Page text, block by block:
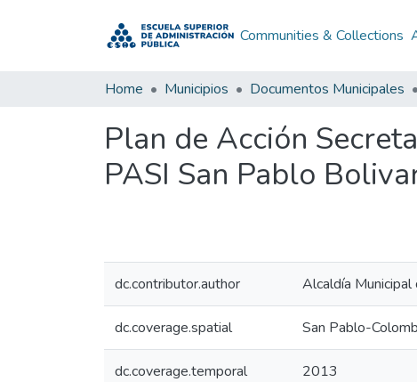
Communities & Collections
Home Municipios Documentos Municipales
Plan de Acción
PASI San Pablo
dc.contributor.author Alcaldía
dc.coverage.spatial San Pablo-
dc.coverage.temporal 2013